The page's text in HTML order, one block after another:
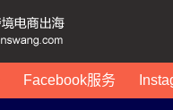
Facebook服务